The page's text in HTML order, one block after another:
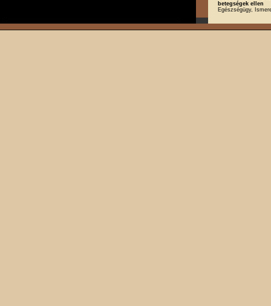
betegségek ellen
Egészségügy,